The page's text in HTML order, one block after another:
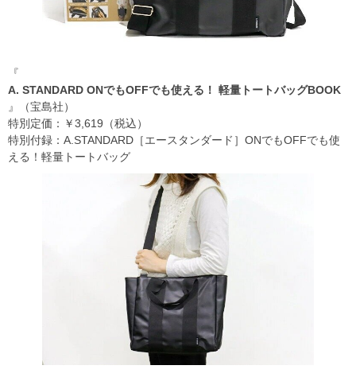
『
A. STANDARD ONでもOFFでも使える！ 軽量トートバッグBOOK
』（宝島社）
特別定価：￥3,619（税込）
特別付録：A.STANDARD［エースタンダード］ONでもOFFでも使
える！軽量トートバッグ